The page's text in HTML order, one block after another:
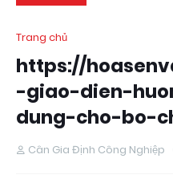
Trang chủ
https://
-giao-dien-
dung-cho-bo-
Cân Gia Định Công Nghiệp